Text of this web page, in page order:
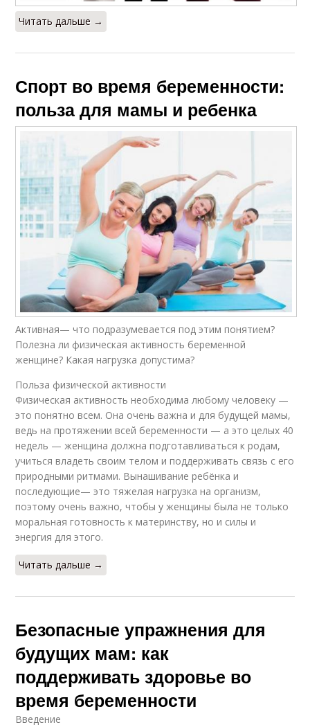
Читать дальше →
Спорт во время беременности:
польза для мамы и ребенка
Активная— что подразумевается под этим понятием?
Полезна ли физическая активность беременной
женщине? Какая нагрузка допустима?
Польза физической активности
Физическая активность необходима любому человеку —
это понятно всем. Она очень важна и для будущей мамы,
ведь на протяжении всей беременности — а это целых 40
недель — женщина должна подготавливаться к родам,
учиться владеть своим телом и поддерживать связь с его
природными ритмами. Вынашивание ребёнка и
последующие— это тяжелая нагрузка на организм,
поэтому очень важно, чтобы у женщины была не только
моральная готовность к материнству, но и силы и
энергия для этого.
Читать дальше →
Безопасные упражнения для
будущих мам: как
поддерживать здоровье во
время беременности
Введение